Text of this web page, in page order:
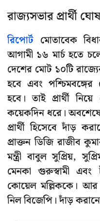
রাজ্যসভার প্রার্থী
রিপোর্ট মোতাবেক
আগামী ১৬ মার্চ হতে
দেশের মোট ১০টি
হবে এবং পশ্চিমবঙ্গের
হবে। তাই প্রার্থী
কয়েকদিন ধরে।
প্রার্থী হিসেবে দাঁড়
প্রাক্তন ডিজি রাজীব
মন্ত্রী বাবুল সুপ্রিয়,
মেনকা গুরুস্বামী এবং
কোয়েল মল্লিককে। আর
নিল বিজেপি। দাঁড়